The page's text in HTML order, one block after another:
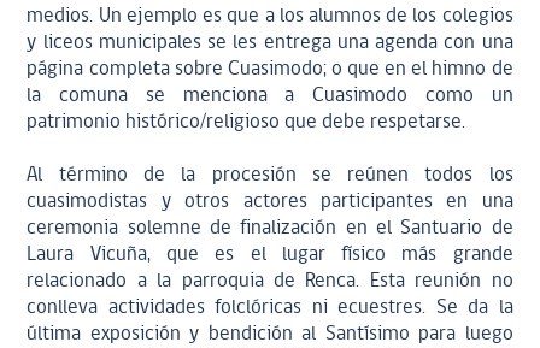
medios. Un ejemplo es que a los alumnos de los colegios
y liceos municipales se les entrega una agenda con una
página completa sobre Cuasimodo; o que en el himno de
la comuna se menciona a Cuasimodo como un
patrimonio histórico/religioso que debe respetarse.
Al término de la procesión se reúnen todos los
cuasimodistas y otros actores participantes en una
ceremonia solemne de finalización en el Santuario de
Laura Vicuña, que es el lugar físico más grande
relacionado a la parroquia de Renca. Esta reunión no
conlleva actividades folclóricas ni ecuestres. Se da la
última exposición y bendición al Santísimo para luego